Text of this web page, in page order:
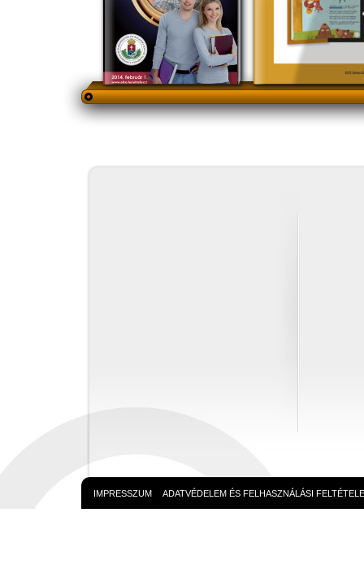
IMPRESSZUM ADATVÉDELEM ÉS FELHASZNÁLÁSI